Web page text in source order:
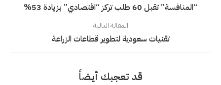
“المنافسة” تقبل 60 طلب تركز “اقتصادي” بزيادة 53%
المقالة التالية
تقنيات سعودية لتطوير قطاعات الزراعة
قد تعجبك أيضاً